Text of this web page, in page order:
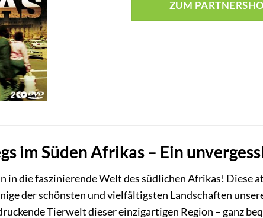
ZUM
im Süden Afrikas – Ein
in die faszinierende Welt des südlichen Afrikas!
der schönsten und vielfältigsten Landschaften
Tierwelt dieser einzigartigen Region – ganz